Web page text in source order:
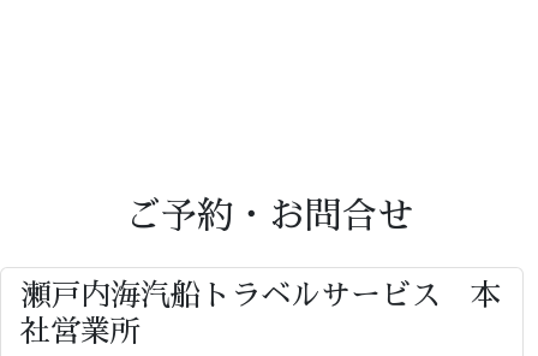
ご予約・お問合せ
瀬戸内海汽船トラベルサービス 本
社営業所